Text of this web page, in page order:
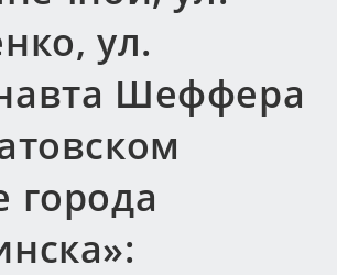
ул.
Шеффера
города